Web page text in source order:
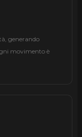
generando
movimento è